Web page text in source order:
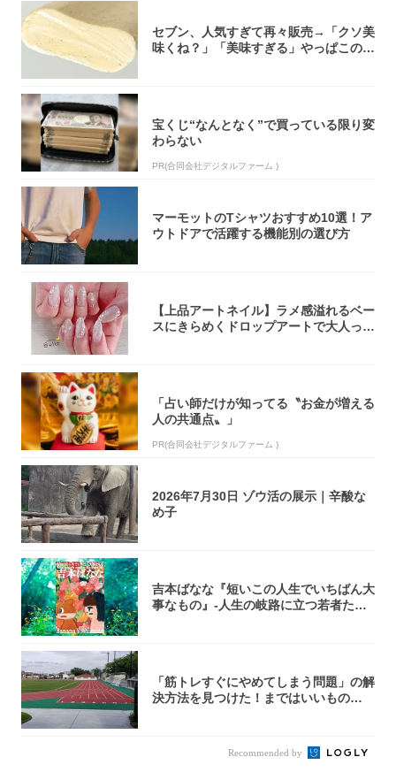
セブン、人気すぎて再々販売→「クソ美
味くね？」「美味すぎる」やっぱこのク
宝くじ“なんとなく”で買っている限り変
わらない
PR(合同会社デジタルファーム )
マーモットのTシャツおすすめ10選！ア
ウトドアで活躍する機能別の選び方
【上品アートネイル】ラメ感溢れるベー
スにきらめくドロップアートで大人っぽ
「占い師だけが知ってる〝お金が増える
人の共通点〟」
PR(合同会社デジタルファーム )
2026年7月30日 ゾウ活の展示｜辛酸な
め子
吉本ばなな『短いこの人生でいちばん大
事なもの』-人生の岐路に立つ若者たち
「筋トレすぐにやめてしまう問題」の解
決方法を見つけた！まではいいもの
Recommended by